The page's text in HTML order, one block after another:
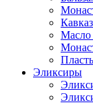
Масло
Эликсиры